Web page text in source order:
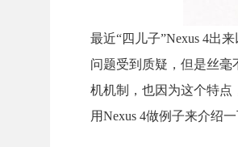
最近“四儿子”Nexus 4出
问题受到质疑，但是丝毫
机机制，也因为这个特点
用Nexus 4做例子来介绍一